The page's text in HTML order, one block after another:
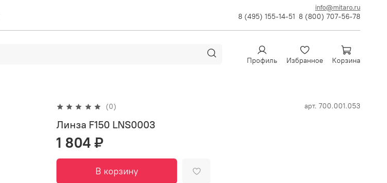
info@mitaro.ru
8 (495) 155-14-51 8 (800) 707-56-78
Профиль Избранное Корзина
(0) арт. 700.001.053
Линза F150 LNS0003
1 804 ₽
В корзину